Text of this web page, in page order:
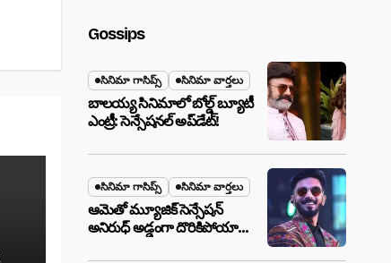
Gossips
సినిమా గాసిప్స్ సినిమా వార్తలు
బాలయ్య సినిమాలో బోల్డ్ బ్యూటీ
ఎంట్రీ: సెన్సేషనల్ అప్‌డేట్!
సినిమా గాసిప్స్ సినిమా వార్తలు
ఆమెతో మ్యూజిక్ సెన్సేషన్
అనిరుధ్ అడ్డంగా దొరికిపోయారా?